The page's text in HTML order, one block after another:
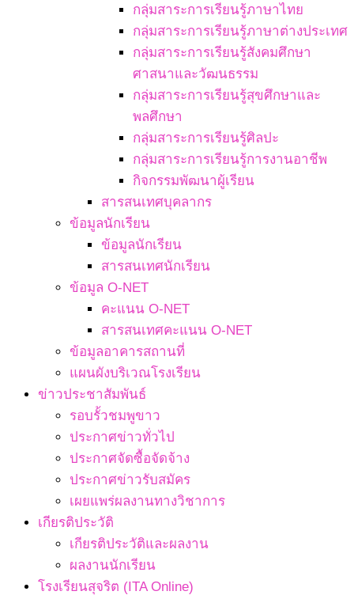
กลุ่มสาระการเรียนรู้ภาษาไทย
กลุ่มสาระการเรียนรู้ภาษาต่างประเทศ
กลุ่มสาระการเรียนรู้สังคมศึกษา
ศาสนาและวัฒนธรรม
กลุ่มสาระการเรียนรู้สุขศึกษาและ
พลศึกษา
กลุ่มสาระการเรียนรู้ศิลปะ
กลุ่มสาระการเรียนรู้การงานอาชีพ
กิจกรรมพัฒนาผู้เรียน
สารสนเทศบุคลากร
ข้อมูลนักเรียน
ข้อมูลนักเรียน
สารสนเทศนักเรียน
ข้อมูล O-NET
คะแนน O-NET
สารสนเทศคะแนน O-NET
ข้อมูลอาคารสถานที่
แผนผังบริเวณโรงเรียน
ข่าวประชาสัมพันธ์
รอบรั้วชมพูขาว
ประกาศข่าวทั่วไป
ประกาศจัดซื้อจัดจ้าง
ประกาศข่าวรับสมัคร
เผยแพร่ผลงานทางวิชาการ
เกียรติประวัติ
เกียรติประวัติและผลงาน
ผลงานนักเรียน
โรงเรียนสุจริต (ITA Online)